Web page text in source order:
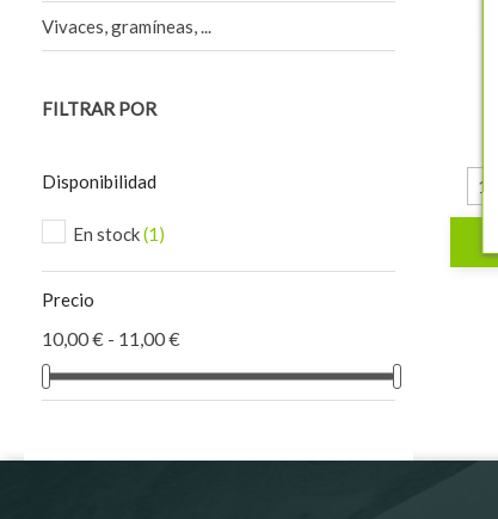
Vivaces, gramíneas, ...
FILTRAR POR
Disponibilidad
En stock(1)
Precio
10,00 € - 11,00 €